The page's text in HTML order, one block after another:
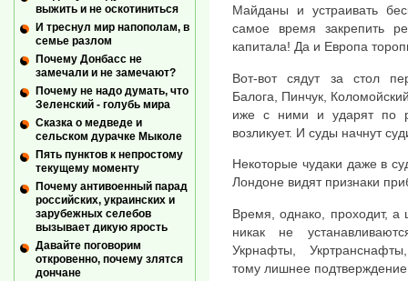
Майданы и устраивать
самое время закрепить
капитала! Да и Европа
Вот-вот сядут за стол
Балога, Пинчук,
иже с ними и ударят по
возликует. И суды начнут
Некоторые чудаки даже в
Лондоне видят признаки
Время, однако, проходит, а
никак не
Укрнафты,
тому лишнее
выжить и не оскотиниться
И треснул мир напополам, в
семье разлом
Почему Донбасс не
замечали и не замечают?
Почему не надо думать, что
Зеленский - голубь мира
Сказка о медведе и
сельском дурачке Мыколе
Пять пунктов к непростому
текущему моменту
Почему антивоенный парад
российских, украинских и
зарубежных селебов
вызывает дикую ярость
Давайте поговорим
откровенно, почему злятся
дончане